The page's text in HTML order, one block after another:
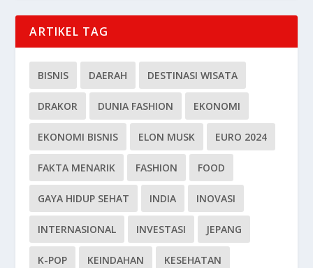
ARTIKEL TAG
BISNIS DAERAH DESTINASI WISATA
DRAKOR DUNIA FASHION EKONOMI
EKONOMI BISNIS ELON MUSK EURO 2024
FAKTA MENARIK FASHION FOOD
GAYA HIDUP SEHAT INDIA INOVASI
INTERNASIONAL INVESTASI JEPANG
K-POP KEINDAHAN KESEHATAN